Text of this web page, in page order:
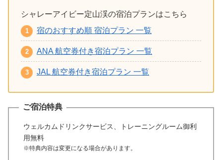
シャレーアイビー定山渓の宿泊プランはこちら
宿のおすすめ順 宿泊プラン 一覧
ANA 航空券付き宿泊プラン 一覧
JAL 航空券付き宿泊プラン 一覧
ご宿泊特典
ウェルカムドリンクサービス、トレーニングルーム御利
用無料
※特典内容は変更になる場合があります。